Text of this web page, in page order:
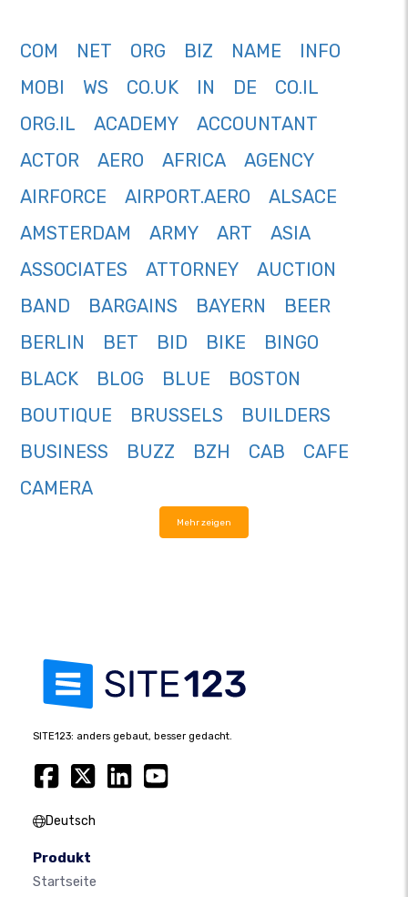
COM NET ORG BIZ NAME
INFO
MOBI
WS CO.UK IN DE
CO.IL
ORG.IL
ACADEMY
ACCOUNTANT
ACTOR
AERO AFRICA
AGENCY
AIRFORCE
AIRPORT.AERO
ALSACE
AMSTERDAM
ARMY ART
ASIA
ASSOCIATES
ATTORNEY
AUCTION
BAND
BARGAINS BAYERN
BEER
BERLIN
BET BID BIKE
BINGO
BLACK
BLOG BLUE
BOSTON
BOUTIQUE
BRUSSELS
BUILDERS
BUSINESS
BUZZ BZH CAB
CAFE
CAMERA
Mehr zeigen
SITE123: anders gebaut, besser gedacht.
Deutsch
Produkt
Startseite